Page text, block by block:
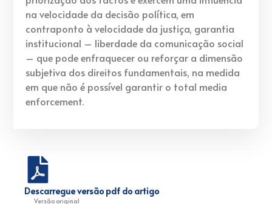
na velocidade da decisão política, em
contraponto à velocidade da justiça, garantia
institucional – liberdade da comunicação social
– que pode enfraquecer ou reforçar a dimensão
subjetiva dos direitos fundamentais, na medida
em que não é possível garantir o total media
enforcement.
Descarregue versão pdf do artigo
Versão original